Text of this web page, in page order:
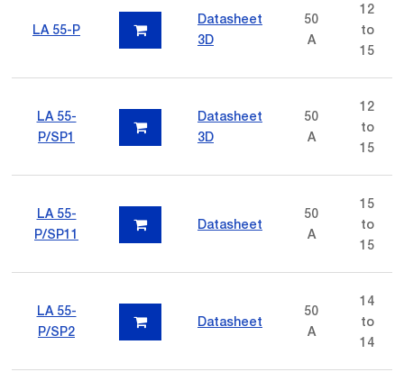
LA 55-P
Datasheet
3D
50
A
12
to
15
LA 55-
P/SP1
Datasheet
3D
50
A
12
to
15
LA 55-
P/SP11
Datasheet
50
A
15
to
15
LA 55-
P/SP2
Datasheet
50
A
14
to
14